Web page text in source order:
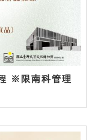
※限南科管理